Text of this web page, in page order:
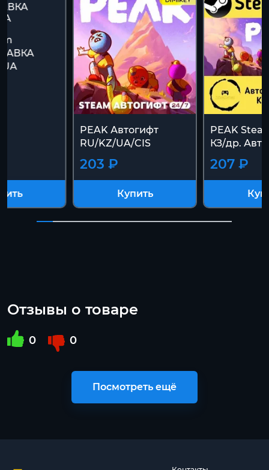
UA
PEAK Автогифт
RU/KZ/UA/CIS
203 ₽
Купить
PEAK
КЗ/др.
207 ₽
Отзывы о товаре
0 0
Посмотреть ещё